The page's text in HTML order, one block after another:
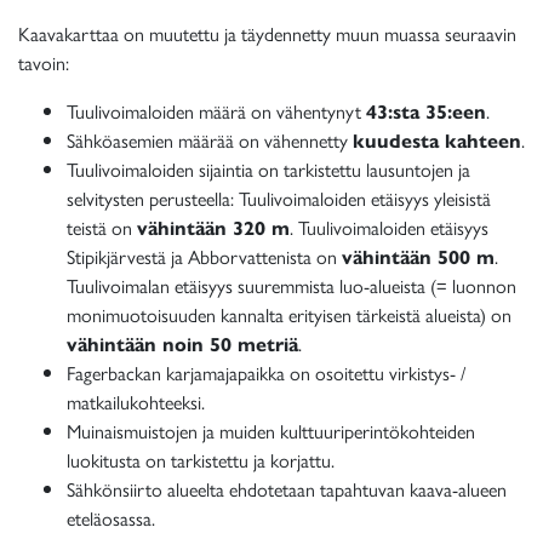
Kaavakarttaa on muutettu ja täydennetty muun muassa seuraavin
tavoin:
Tuulivoimaloiden määrä on vähentynyt43:sta 35:een.
Sähköasemien määrää on vähennetty kuudesta kahteen.
Tuulivoimaloiden sijaintia on tarkistettu lausuntojen ja
selvitysten perusteella: Tuulivoimaloiden etäisyys yleisistä
teistä on vähintään 320 m. Tuulivoimaloiden etäisyys
Stipikjärvestä ja Abborvattenista on vähintään 500 m.
Tuulivoimalan etäisyys suuremmista luo-alueista (= luonnon
monimuotoisuuden kannalta erityisen tärkeistä alueista) on
vähintään noin 50 metriä.
Fagerbackan karjamajapaikka on osoitettu virkistys- /
matkailukohteeksi.
Muinaismuistojen ja muiden kulttuuriperintökohteiden
luokitusta on tarkistettu ja korjattu.
Sähkönsiirto alueelta ehdotetaan tapahtuvan kaava-alueen
eteläosassa.